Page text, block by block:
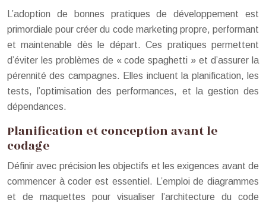
L’adoption de bonnes pratiques de développement est
primordiale pour créer du code marketing propre, performant
et maintenable dès le départ. Ces pratiques permettent
d’éviter les problèmes de « code spaghetti » et d’assurer la
pérennité des campagnes. Elles incluent la planification, les
tests, l’optimisation des performances, et la gestion des
dépendances.
Planification et conception avant le
codage
Définir avec précision les objectifs et les exigences avant de
commencer à coder est essentiel. L’emploi de diagrammes
et de maquettes pour visualiser l’architecture du code